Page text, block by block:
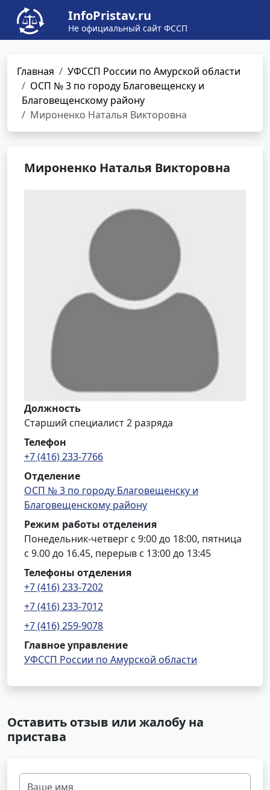
InfoPristav.ru
Не официальный сайт ФССП
Главная
УФССП России по Амурской области
ОСП № 3 по городу Благовещенску и
Благовещенскому району
Мироненко Наталья Викторовна
Мироненко Наталья Викторовна
Должность
Старший специалист 2 разряда
Телефон
+7 (416) 233-7766
Отделение
ОСП № 3 по городу Благовещенску и
Благовещенскому району
Режим работы отделения
Понедельник-четверг с 9:00 до 18:00, пятница
с 9.00 до 16.45, перерыв с 13:00 до 13:45
Телефоны отделения
+7 (416) 233-7202
+7 (416) 233-7012
+7 (416) 259-9078
Главное управление
УФССП России по Амурской области
Оставить отзыв или жалобу на
пристава